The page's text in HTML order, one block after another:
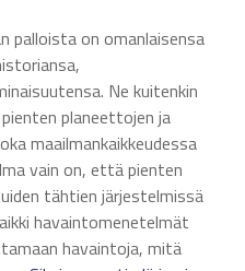
palloista on omanlaisensa
Ne kuitenkin
planeettojen ja
maailmankaikkeudessa
vain on, että pienten
tähtien järjestelmissä
havaintomenetelmät
havaintoja, mitä